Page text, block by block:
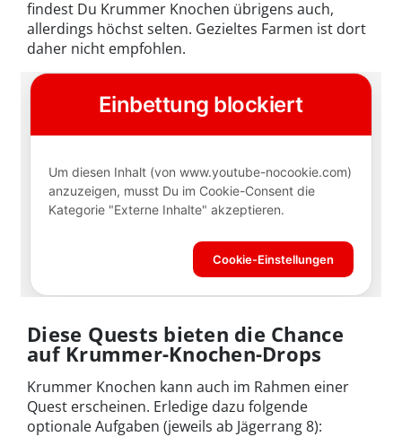
findest Du Krummer Knochen übrigens auch,
allerdings höchst selten. Gezieltes Farmen ist dort
daher nicht empfohlen.
Diese Quests bieten die Chance
auf Krummer-Knochen-Drops
Krummer Knochen kann auch im Rahmen einer
Quest erscheinen. Erledige dazu folgende
optionale Aufgaben (jeweils ab Jägerrang 8):